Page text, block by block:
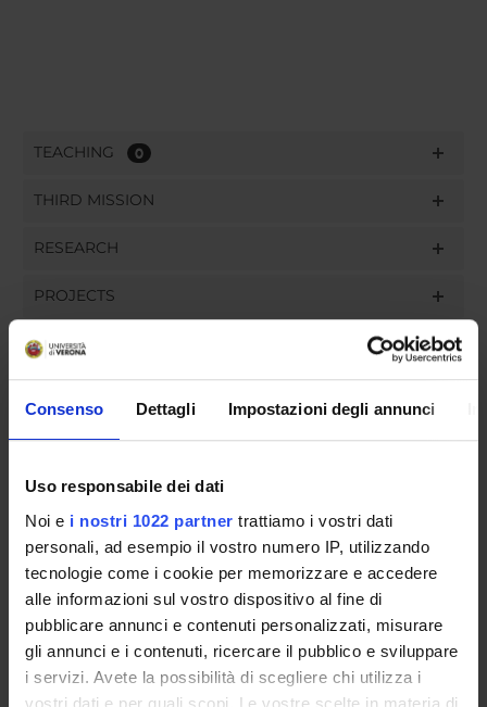
Consenso Dettagli Impostazioni degli annunci
Uso responsabile dei dati
Noi e i nostri 1022 partner trattiamo i vostri dati
personali, ad esempio il vostro numero IP, utilizzando
tecnologie come i cookie per memorizzare e accedere
alle informazioni sul vostro dispositivo al fine di
pubblicare annunci e contenuti personalizzati, misurare
gli annunci e i contenuti, ricercare il pubblico e sviluppare
i servizi. Avete la possibilità di scegliere chi utilizza i
vostri dati e per quali scopi. Le vostre scelte in materia di
TEACHING 0
THIRD MISSION
RESEARCH
PROJECTS
ASSIGNMENTS
COMMITTEES
DEPARTMENT ADMINISTRATION OFFICES
STUDENT ADMINISTRATION OFFICES